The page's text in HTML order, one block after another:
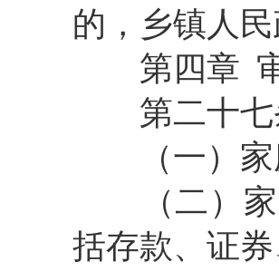
的，乡镇人
第四章
第二十
（一）
（二）
括存款、证